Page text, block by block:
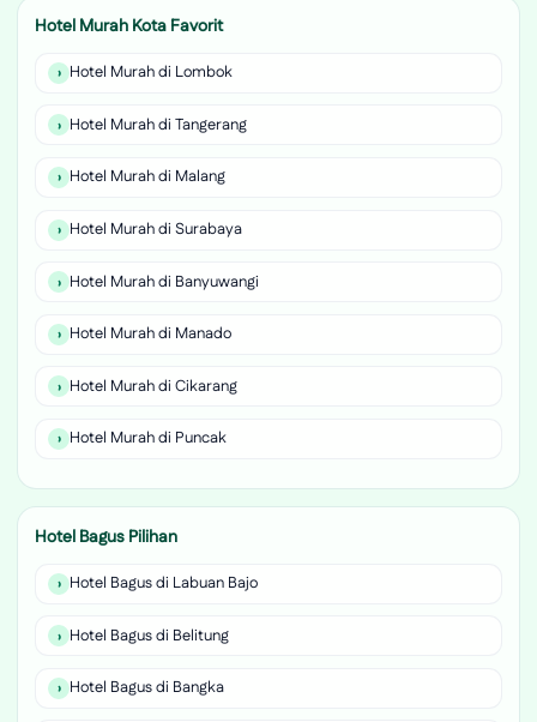
Hotel Murah Kota Favorit
Hotel Murah di Lombok
Hotel Murah di Tangerang
Hotel Murah di Malang
Hotel Murah di Surabaya
Hotel Murah di Banyuwangi
Hotel Murah di Manado
Hotel Murah di Cikarang
Hotel Murah di Puncak
Hotel Bagus Pilihan
Hotel Bagus di Labuan Bajo
Hotel Bagus di Belitung
Hotel Bagus di Bangka